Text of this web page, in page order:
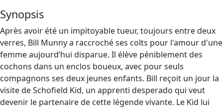
Synopsis
Après avoir été un impitoyable tueur, toujours entre deux
verres, Bill Munny a raccroché ses colts pour l'amour d'une
femme aujourd’hui disparue. Il élève péniblement des
cochons dans un enclos boueux, avec pour seuls
compagnons ses deux jeunes enfants. Bill reçoit un jour la
visite de Schofield Kid, un apprenti desperado qui veut
devenir le partenaire de cette légende vivante. Le Kid lui